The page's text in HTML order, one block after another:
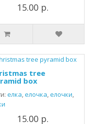
15.00 р.
tree
box
елка,елочка,елочки,
15.00 р.